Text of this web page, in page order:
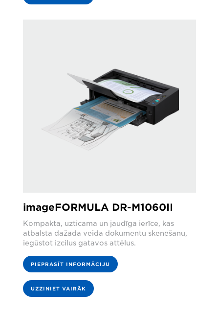
imageFORMULA DR-M1060II
Kompakta, uzticama un jaudīga ierīce, kas
atbalsta dažāda veida dokumentu skenēšanu,
iegūstot izcilus gatavos attēlus.
PIEPRASĪT INFORMĀCIJU
UZZINIET VAIRĀK